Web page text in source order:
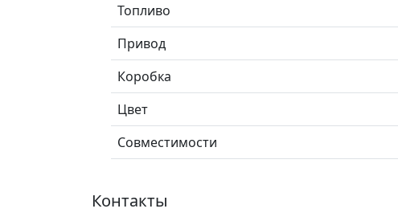
Топливо
Привод
Коробка
Цвет
Совместимости
Контакты